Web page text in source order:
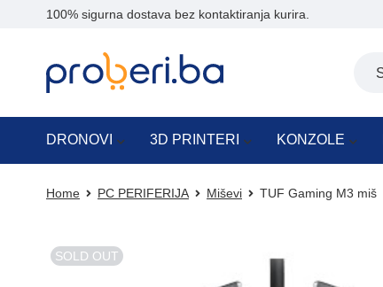
100% sigurna dostava bez kontaktiranja kurira.
DRONOVI 3D PRINTERI KONZOLE
Home PC PERIFERIJA Miševi TUF Gaming M3 miš
SOLD OUT